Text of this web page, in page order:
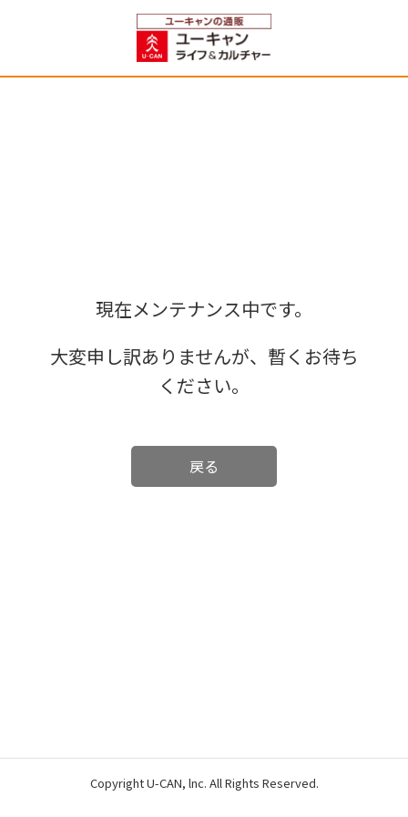
現在メンテナンス中です。
大変申し訳ありませんが、暫くお待ち
ください。
戻る
Copyright U-CAN, lnc. All Rights Reserved.